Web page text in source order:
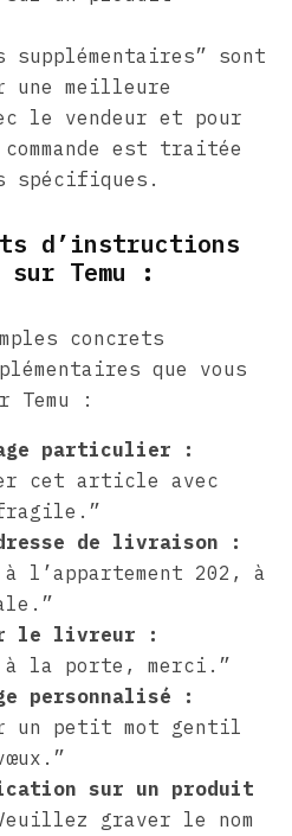
sont
une meilleure
le vendeur et pour
est traitée
spécifiques.
d’instructions
sur Temu :
concrets
que vous
Temu :
particulier :
cet article avec
de livraison :
l’appartement 202, à
le livreur :
à la porte, merci.”
personnalisé :
un petit mot gentil
sur un produit
graver le nom